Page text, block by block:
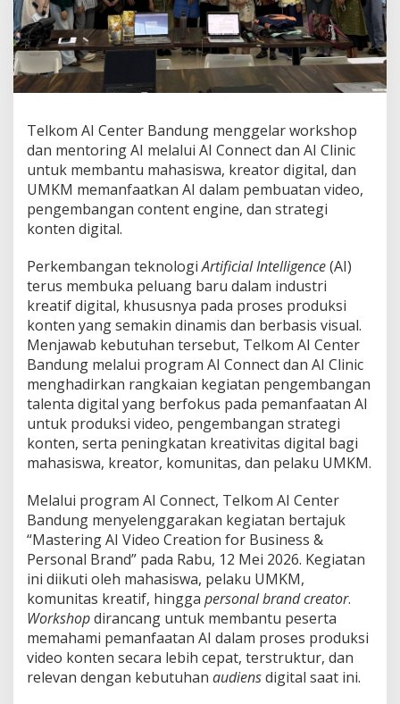
u
n
g
H
a
d
k
a
n
W
o
r
h
o
p
d
a
n
M
n
t
o
r
i
n
A
I
u
n
t
u
k
B
a
t
u
Telkom AI Center Bandung menggelar workshop
dan mentoring AI melalui AI Connect dan AI Clinic
untuk membantu mahasiswa, kreator digital, dan
UMKM memanfaatkan AI dalam pembuatan video,
pengembangan content engine, dan strategi
konten digital.
Perkembangan teknologiArtificial Intelligence(AI)
terus membuka peluang baru dalam industri
kreatif digital, khususnya pada proses produksi
konten yang semakin dinamis dan berbasis visual.
Menjawab kebutuhan tersebut, Telkom AI Center
Bandung melalui program AI Connect dan AI Clinic
menghadirkan rangkaian kegiatan pengembangan
talenta digital yang berfokus pada pemanfaatan AI
untuk produksi video, pengembangan strategi
konten, serta peningkatan kreativitas digital bagi
mahasiswa, kreator, komunitas, dan pelaku UMKM.
Melalui program AI Connect, Telkom AI Center
Bandung menyelenggarakan kegiatan bertajuk
“Mastering AI Video Creation for Business &
Personal Brand” pada Rabu, 12 Mei 2026. Kegiatan
ini diikuti oleh mahasiswa, pelaku UMKM,
komunitas kreatif, hingga personal brand creator.
Workshopdirancang untuk membantu peserta
memahami pemanfaatan AI dalam proses produksi
video konten secara lebih cepat, terstruktur, dan
relevan dengan kebutuhan audiensdigital saat ini.